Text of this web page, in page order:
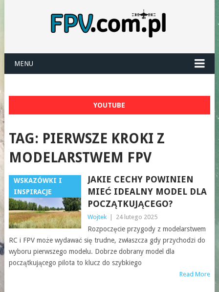
MENU
YOUTUBE
TAG: PIERWSZE KROKI Z
MODELARSTWEM FPV
WSKAZÓWKI I
INSPIRACJE
JAKIE CECHY POWINIEN
MIEĆ IDEALNY MODEL DLA
POCZĄTKUJĄCEGO?
Wojtek 24 lutego 2025
Rozpoczęcie przygody z modelarstwem
RC i FPV może wydawać się trudne, zwłaszcza gdy przychodzi do
wyboru pierwszego modelu. Dobrze dobrany model dla
początkującego pilota to klucz do szybkiego
Read More